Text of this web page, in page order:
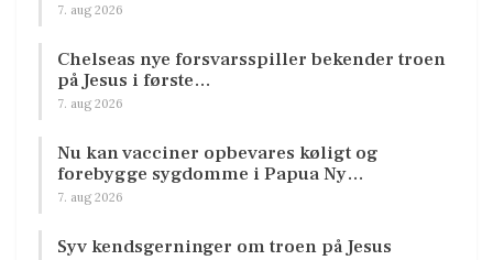
7. aug 2026
Chelseas nye forsvarsspiller bekender troen
på Jesus i første…
7. aug 2026
Nu kan vacciner opbevares køligt og
forebygge sygdomme i Papua Ny…
7. aug 2026
Syv kendsgerninger om troen på Jesus